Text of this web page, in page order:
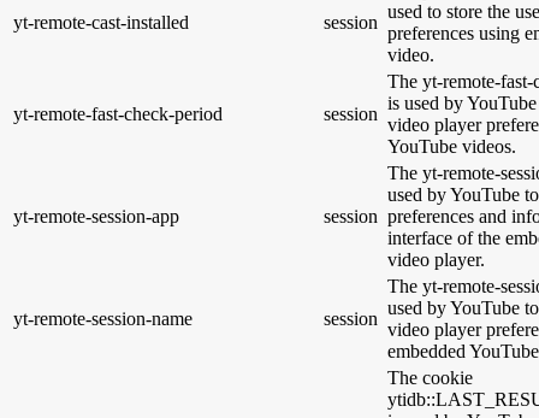
yt-remote-cast-installed session
used to store the
preferences using
video.
yt-remote-fast-check-period session
The yt-remote-
is used by
video player
YouTube videos.
yt-remote-session-app session
The yt-remote-
used by YouTube
preferences and
interface of the
video player.
yt-remote-session-name session
The yt-remote-
used by YouTube
video player
embedded
The cookie